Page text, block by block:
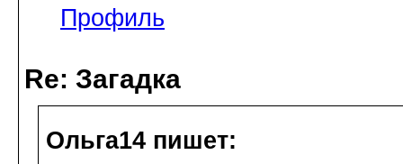
Профиль
Re: Загадка
Ольга14 пишет: